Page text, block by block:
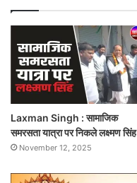
Laxman Singh : सामाजिक
समरसता यात्रा पर निकले लक्ष्मण सिंह
November 12, 2025